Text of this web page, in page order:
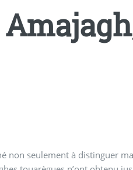
non seulement à distinguer